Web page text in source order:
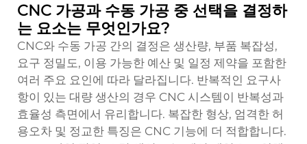
CNC 가공과 수동 가공 중 선택을 결정하
는 요소는 무엇인가요?
CNC와 수동 가공 간의 결정은 생산량, 부품 복잡성,
요구 정밀도, 이용 가능한 예산 및 일정 제약을 포함한
여러 주요 요인에 따라 달라집니다. 반복적인 요구사
항이 있는 대량 생산의 경우 CNC 시스템이 반복성과
효율성 측면에서 유리합니다. 복잡한 형상, 엄격한 허
용오차 및 정교한 특징은 CNC 기능에 더 적합합니다.